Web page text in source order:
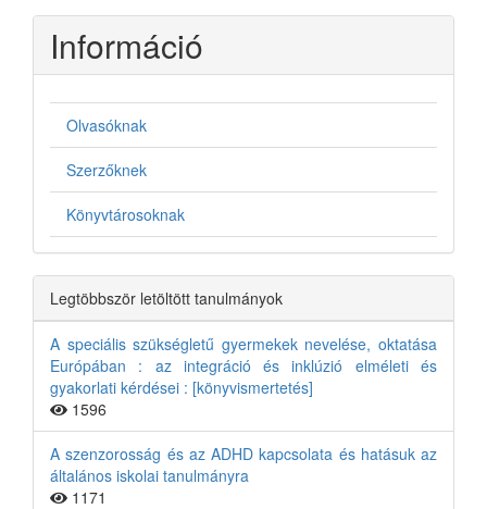
Információ
Olvasóknak
Szerzőknek
Könyvtárosoknak
Legtöbbször letöltött tanulmányok
A speciális szükségletű gyermekek nevelése, oktatása
Európában : az integráció és inklúzió elméleti és
gyakorlati kérdései : [könyvismertetés]
1596
A szenzorosság és az ADHD kapcsolata és hatásuk az
általános iskolai tanulmányra
1171